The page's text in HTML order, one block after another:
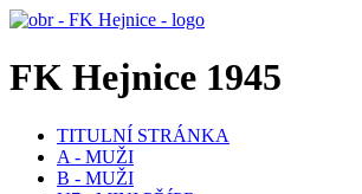
FK Hejnice 1945
TITULNÍ STRÁNKA
A - MUŽI
B - MUŽI